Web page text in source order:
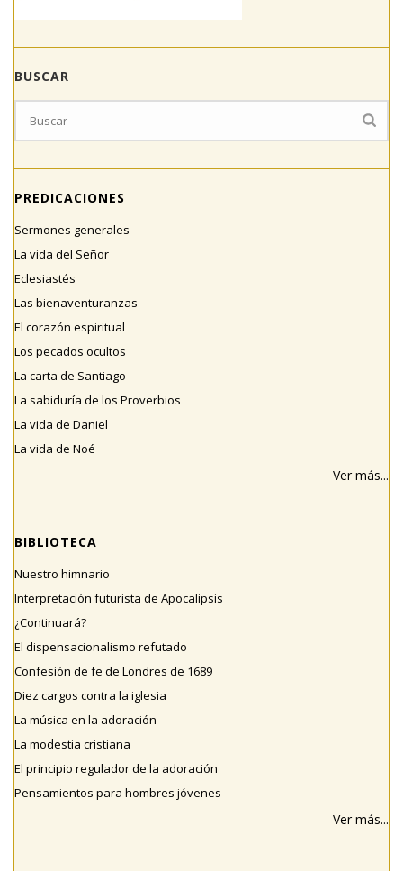
BUSCAR
PREDICACIONES
Sermones generales
La vida del Señor
Eclesiastés
Las bienaventuranzas
El corazón espiritual
Los pecados ocultos
La carta de Santiago
La sabiduría de los Proverbios
La vida de Daniel
La vida de Noé
Ver más...
BIBLIOTECA
Nuestro himnario
Interpretación futurista de Apocalipsis
¿Continuará?
El dispensacionalismo refutado
Confesión de fe de Londres de 1689
Diez cargos contra la iglesia
La música en la adoración
La modestia cristiana
El principio regulador de la adoración
Pensamientos para hombres jóvenes
Ver más...